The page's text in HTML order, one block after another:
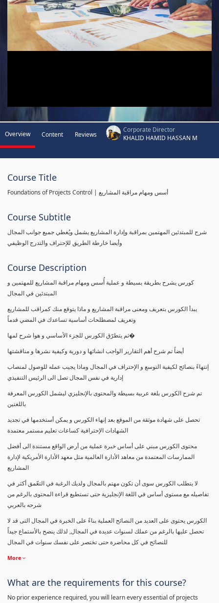
Overview Content Reviews
Corporate Director
KHALID HAMID HASSAN M
Course Title
Foundations of Projects Control | أسس ومهام مراقبة المشاريع
Course Subtitle
شرح للمبتدئين المهتمين بمراقبة وإدارة المشاريع يشمل ويُغطي جميع جوانب المجال
وأيضا خارطة الطريق للإحتراف والتدرج الوظيفي
Course Description
كورس يشرح بطريقة بسيطة و عملية أُسس ومهام مراقبة المشاريع للمهتمين و
المبتدئين في المجال
يبدأ الكورس بتعريف ومعنى مراقبة المشاريع و ماذا يتوقع منك كمراقب للمشاريع
وتعريف لمصطلحات أساسية تساعدك في المضي قدماً
ثم يتطرّق الكورس للجزء الأساسي و هوا شرح لمها�
أيضاً تم شرح أهم التقارير الواجب انشائها و دورية وكيفية نشرها و مناقشتها
إنتهاءً بنصائح لكيفية التوسع و الإحتراف في المجال وماذا يجيب عمله للوصول لمنصاب
إدارية في نفس المجال تصل الى الرئيس التنفيذي
تم شرح الكورس بلغة عربية بسيطة والمحتوى بالإنجليزي ليشمل الكورس المعرفة
باللغتين
تحصل على شهادة موثقة من الموقع بعد إنهاء الكورس و يمكن أستخدمها في تجديد
الشهادات الإحترافية كساعات تعليم مستمر معتمدة
محتوى الكورس مبني على أساس خبرة عملية من أرض الواقع مستندة الى أفضل
الممارسات المعتمدة من معاهد الأدارة العالمية مثل معهد الأدارة الأمريكية لإدارة
المشاريع
لا يتطلب الكورس سوى أن تكون مهتم بالمجال ولديك الرغبة في التعّمق أكثر في
تفاصيله مع مستوى أساس في اللغة الإنجليزية حتى تستطيع قراءة المحتوى بالرغم من
شرحه بالعربي
الكورس يحتوى على العديد من النصائح العملية بناءً على الخبرة في المجال التى قد لا
تحصل عليها بالرغم من عملك لسنوات عديدة في المجال, لذلك ينصح بالأستماع جيداً
للنصائح في كل محاضرة حتى تختصر على نفسك سنوات في المجال
More
What are the requirements for this course?
No prior experience required, you will learn every essential of projects